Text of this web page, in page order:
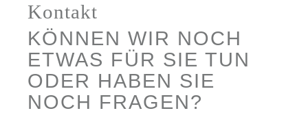
Kontakt
KÖNNEN WIR NOCH
ETWAS FÜR SIE TUN
ODER HABEN SIE
NOCH FRAGEN?